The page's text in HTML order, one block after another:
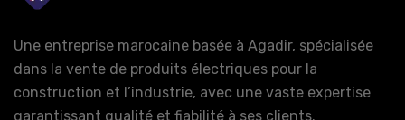
Une entreprise marocaine basée à Agadir, spécialisée
dans la vente de produits électriques pour la
construction et l’industrie, avec une vaste expertise
garantissant qualité et fiabilité à ses clients.